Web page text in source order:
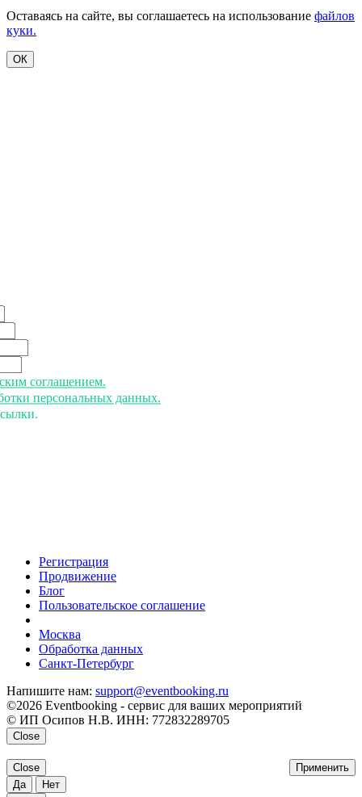
Оставаясь на сайте, вы соглашаетесь на использование файлов
куки.
ОК
соглашением.
персональных данных.
Регистрация
Продвижение
Блог
Пользовательское соглашение
Москва
Обработка данных
Санкт-Петербург
Напишите нам: support@eventbooking.ru
©2026 Eventbooking - сервис для ваших мероприятий
© ИП Осипов Н.В. ИНН: 772832289705
Close
Применить
Close
Да
Нет